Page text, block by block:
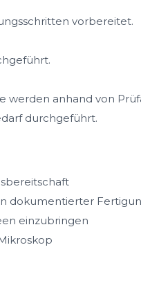
vorbereitet.
werden anhand von
durchgeführt.
dokumentierter
einzubringen